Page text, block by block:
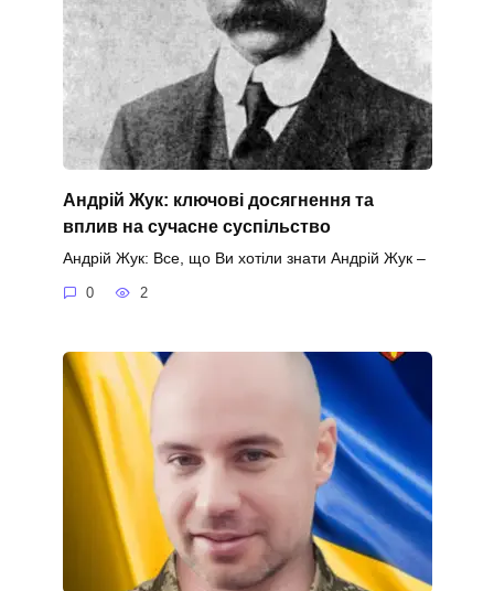
Андрій Жук: ключові досягнення та
вплив на сучасне суспільство
Андрій Жук: Все, що Ви хотіли знати Андрій Жук –
0 2